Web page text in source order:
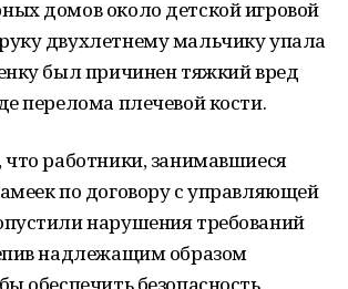
домов около детской игровой
двухлетнему мальчику упала
был причинен тяжкий вред
перелома плечевой кости.
что работники, занимавшиеся
по договору с управляющей
нарушения требований
надлежащим образом